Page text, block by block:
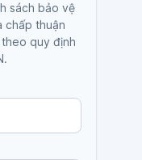
sách bảo vệ
chấp thuận
quy định